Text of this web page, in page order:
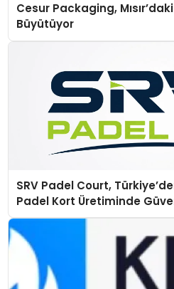
Cesur Packaging,
Büyütüyor
SRV Padel Court,
Padel Kort Üretiminde